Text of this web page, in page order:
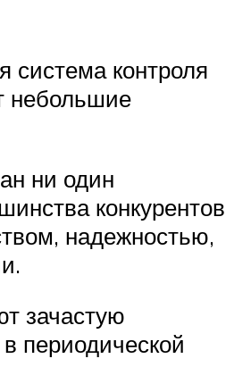
система контроля
небольшие
ни один
конкурентов
надежностью,
зачастую
периодической